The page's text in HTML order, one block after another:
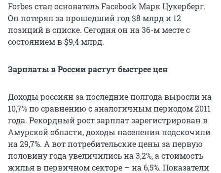
Forbes стал основатель Facebook Марк Цукерберг.
Он потерял за прошедший год $8 млрд и 12
позиций в списке. Сегодня он на 36-м месте с
состоянием в $9,4 млрд.
Зарплаты в России растут быстрее цен
Доходы россиян за последние полгода выросли на
10,7% по сравнению с аналогичным периодом 2011
года. Рекордный рост зарплат зарегистрирован в
Амурской области, доходы населения подскочили
на 29,7%. А вот потребительские цены за первую
половину года увеличились на 3,2%, а стоимость
жилья в первичном секторе – на 6,5%. Показатели